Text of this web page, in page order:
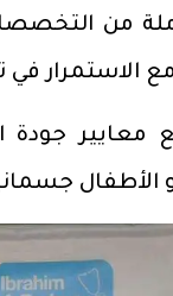
من
مع الاستمرار
معايير
الأطفال